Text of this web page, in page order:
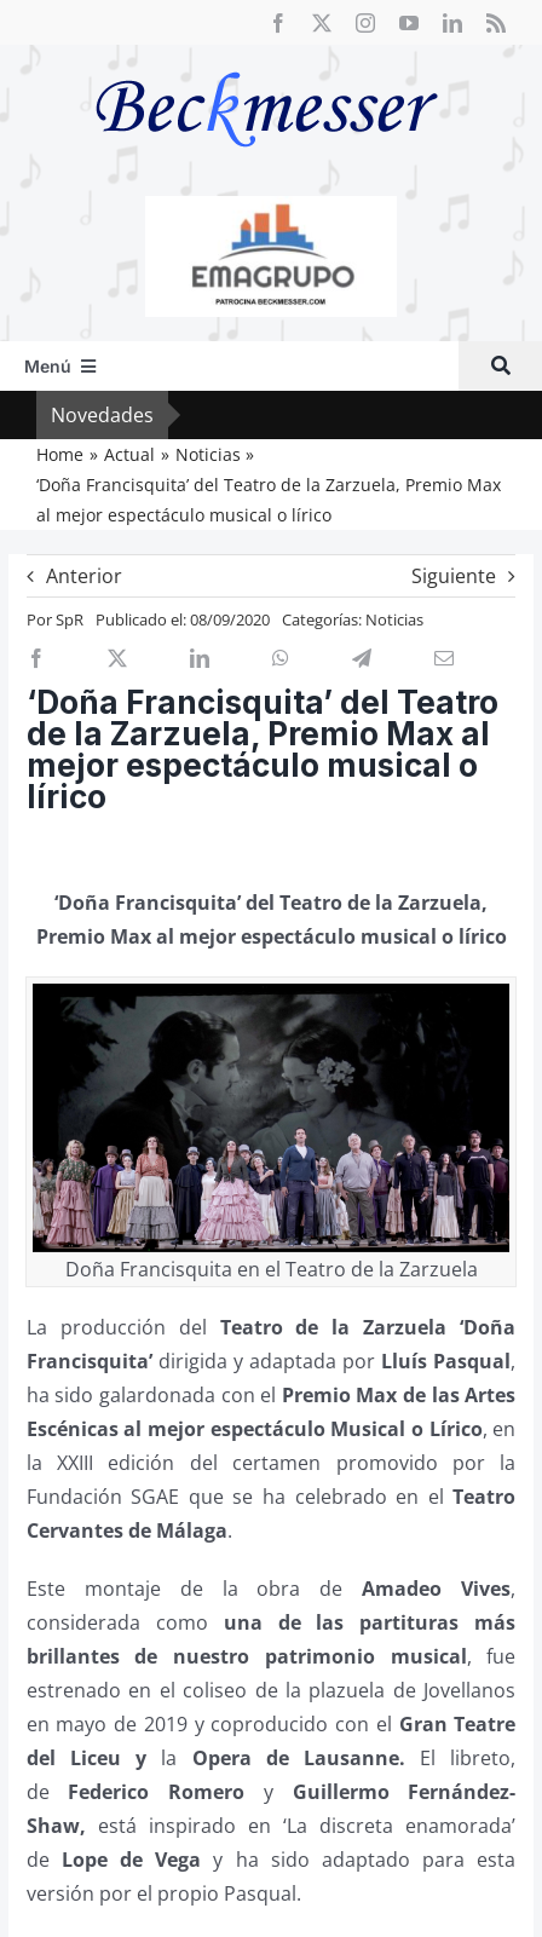
Menú
Inicio
Actual
Artículos
Previos de ópera
Entrevistas
Recomendación
Cosas de Beckmesser
Nosotros y privacidad
Buscar:
Novedades
Home Actual
Noticias
‘Doña Francisquita’ del Teatro de la Zarzuela, Premio Max
al mejor espectáculo musical o lírico
Anterior Siguiente
PorSpR Publicado el: 08/09/2020 Categorías: Noticias
‘Doña Francisquita’ del Teatro
de la Zarzuela, Premio Max al
mejor espectáculo musical o
lírico
‘Doña Francisquita’ del Teatro de la Zarzuela,
Premio Max al mejor espectáculo musical o lírico
Doña Francisquita en el Teatro de la Zarzuela
La producción del Teatro de la Zarzuela ‘Doña
Francisquita’dirigida y adaptada por Lluís Pasqual,
ha sido galardonada con el Premio Max de las Artes
Escénicas al mejor espectáculo Musical o Lírico, en
la XXIII edición del certamen promovido por la
Fundación SGAE que se ha celebrado en elTeatro
Cervantes de Málaga.
Este montaje de la obra deAmadeo Vives,
considerada como una de las partituras más
brillantes de nuestro patrimonio musical, fue
estrenado en el coliseo de la plazuela de Jovellanos
en mayo de 2019 y coproducido con el Gran Teatre
del Liceu y la Opera de Lausanne. El libreto,
de Federico Romero y Guillermo Fernández-
Shaw, está inspirado en ‘La discreta enamorada’
de Lope de Vega y ha sido adaptado para esta
versión por el propio Pasqual.